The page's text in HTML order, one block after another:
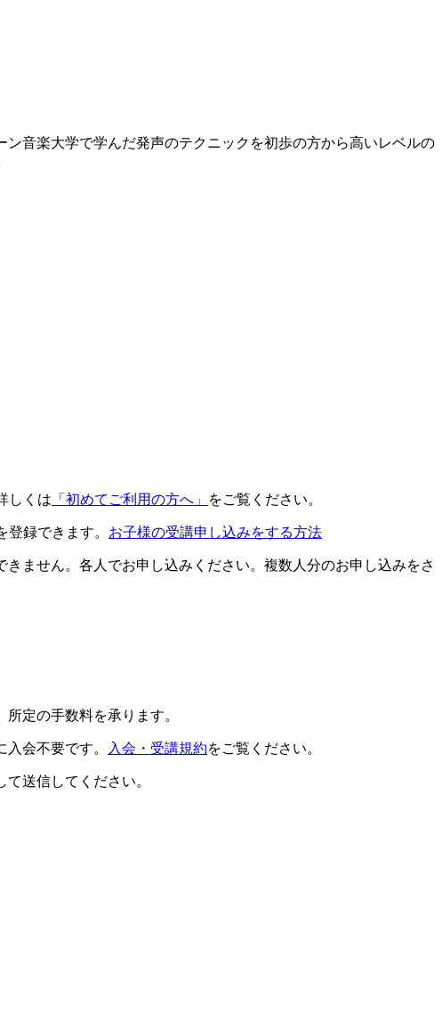
音楽大学で学んだ発声のテクニックを初歩の方から高いレベルの
しくは 「初めてご利用の方へ」 をご覧ください。
録できます。 お子様の受講申し込みをする方法
ません。各人でお申し込みください。複数人分のお申し込みをさ
定の手数料を承ります。
会不要です。 入会・受講規約をご覧ください。
送信してください。